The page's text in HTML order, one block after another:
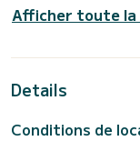
capacité
des vacances
Afficher toute
Details
Conditions de